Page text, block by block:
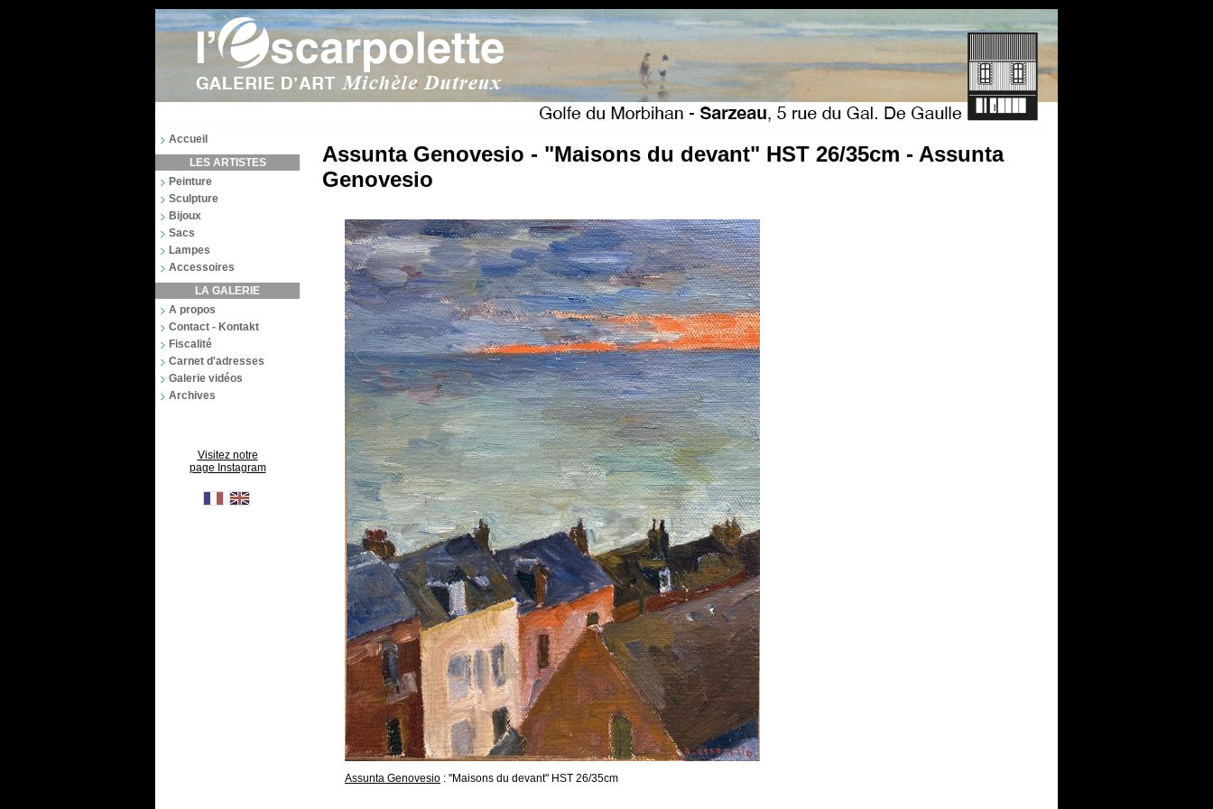
Accueil
LES ARTISTES
Peinture
Sculpture
Bijoux
Sacs
Lampes
Accessoires
LA GALERIE
A propos
Contact - Kontakt
Fiscalité
Carnet d'adresses
Galerie vidéos
Archives
Visitez notre
page Instagram
Assunta Genovesio - "Maisons du devant" HST 26/35cm - Assunta
Genovesio
Assunta Genovesio : "Maisons du devant" HST 26/35cm